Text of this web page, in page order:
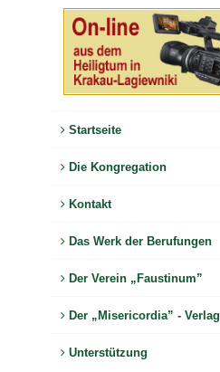
Startseite
Die Kongregation
Kontakt
Das Werk der Berufungen
Der Verein „Faustinum”
Der „Misericordia” - Verlag
Unterstützung